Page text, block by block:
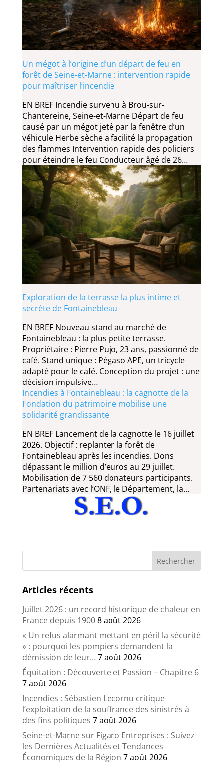
Un mégot à l’origine d’un départ de feu en
forêt de Seine-et-Marne : intervention rapide
pour maîtriser l’incendie
EN BREF Incendie survenu à Brou-sur-
Chantereine, Seine-et-Marne Départ de feu
causé par un mégot jeté par la fenêtre d’un
véhicule Herbe sèche a facilité la propagation
des flammes Intervention rapide des policiers
pour éteindre le feu Conducteur âgé de 26…
Exploration de la terrasse la plus intime et
secrète de Fontainebleau
EN BREF Nouveau stand au marché de
Fontainebleau : la plus petite terrasse.
Propriétaire : Pierre Pujo, 23 ans, passionné de
café. Stand unique : Pégaso APE, un tricycle
adapté pour le café. Conception du projet : une
décision impulsive…
Incendies à Fontainebleau : la cagnotte de la
Fondation du patrimoine mobilise une
solidarité grandissante
EN BREF Lancement de la cagnotte le 16 juillet
2026. Objectif : replanter la forêt de
Fontainebleau après les incendies. Dons
dépassant le million d’euros au 29 juillet.
Mobilisation de 7 560 donateurs participants.
Partenariats avec l’ONF, le Département, la…
Articles récents
Juillet 2026 : un record historique de chaleur en
France depuis 19008 août 2026
« Un refus alarmant mettant en péril la sécurité
» : pourquoi les pompiers demandent la
démission de leur…7 août 2026
Équitation : Découverte et Passion – Chapitre 6
7 août 2026
Incendies : Sébastien Lecornu critique
l’exploitation de la souffrance des sinistrés à
des fins politiques 7 août 2026
Seine-et-Marne sur Figaro Entreprises : Suivez
les Dernières Actualités et Tendances
Économiques de la Région 7 août 2026